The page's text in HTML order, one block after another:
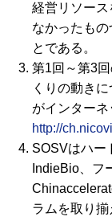
経営リソー
なかったも
とである。
第1回～第3
くりの動き
がインター
http://
SOSVはハー
IndieBio 、フ
ラムを取り